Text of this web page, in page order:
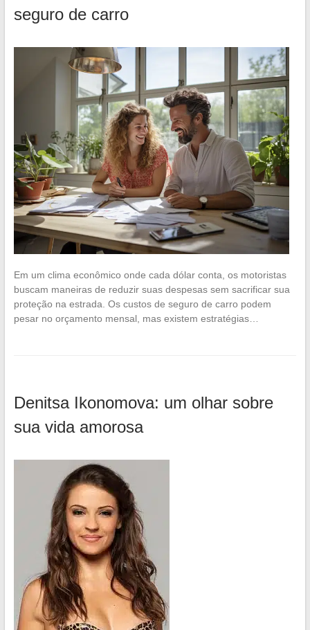
seguro de carro
Em um clima econômico onde cada dólar conta, os motoristas
buscam maneiras de reduzir suas despesas sem sacrificar sua
proteção na estrada. Os custos de seguro de carro podem
pesar no orçamento mensal, mas existem estratégias…
Denitsa Ikonomova: um olhar sobre
sua vida amorosa